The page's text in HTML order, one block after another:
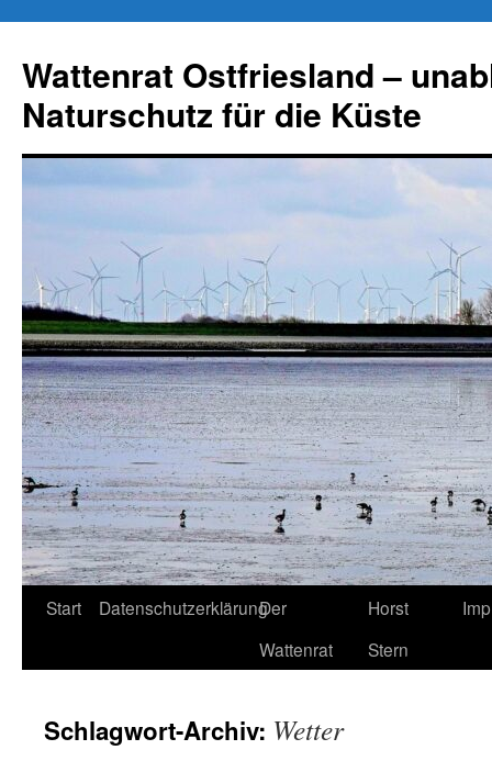
springen
Wattenrat Ostfriesland –
Naturschutz für die Küste
Start DatenschutzerklärungDer
Wattenrat
Horst
Stern
Schlagwort-Archiv: Wetter